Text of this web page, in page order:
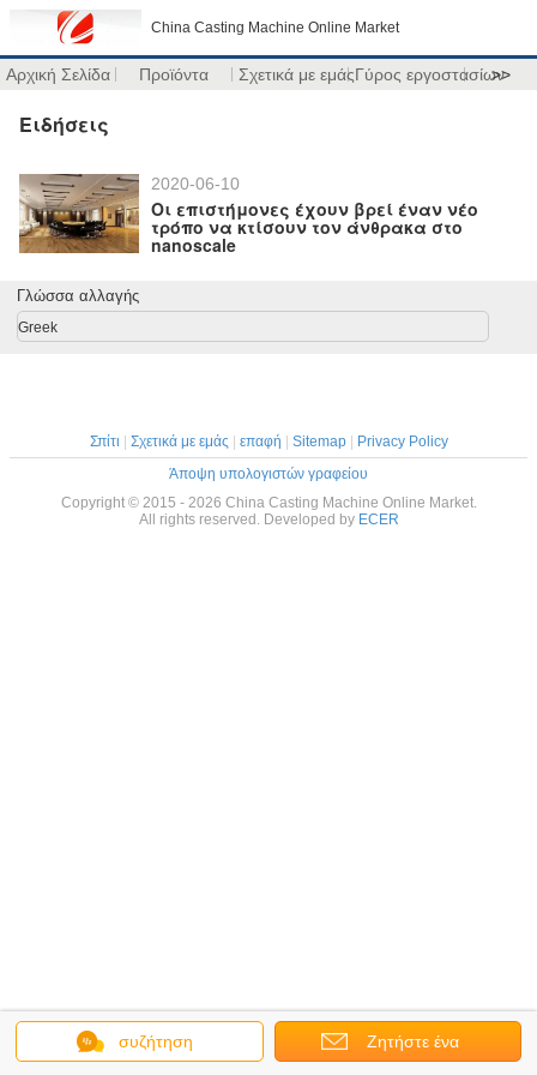
China Casting Machine Online Market
Αρχική Σελίδα Προϊόντα Σχετικά με εμάςΓύρος εργοστασίων
>>
Ειδήσεις
2020-06-10
Οι επιστήμονες έχουν βρεί έναν νέο
τρόπο να κτίσουν τον άνθρακα στο
nanoscale
συζήτηση Ζητήστε ένα
Γλώσσα αλλαγής
Greek
Σπίτι Σχετικά με εμάς επαφή Sitemap|
Privacy Policy
Άποψη υπολογιστών γραφείου
Copyright © 2015 - 2026 China Casting Machine Online Market.
All rights reserved. Developed by ECER